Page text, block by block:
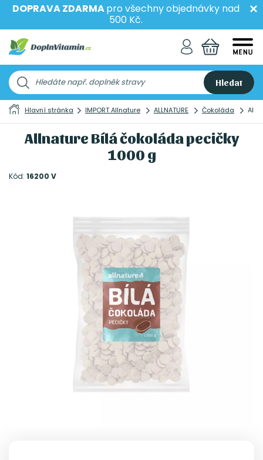
DOPRAVA ZDARMApro všechny objednávky nad
500 Kč.
Hledat
Hlavní stránka IMPORT Allnature ALLNATURE Čokoláda
Allnature Bílá čokoláda pecičky
1000 g
Kód: 16200 V